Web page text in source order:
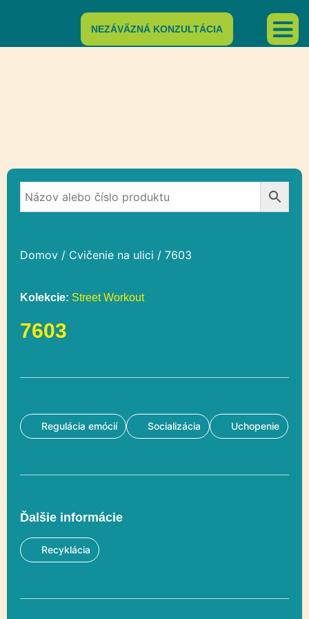
NEZÁVÄZNÁ KONZULTÁCIA
Domov / Cvičenie na ulici / 7603
Kolekcie: Street Workout
7603
Regulácia emócií Socializácia Uchopenie
Ďalšie informácie
Recyklácia